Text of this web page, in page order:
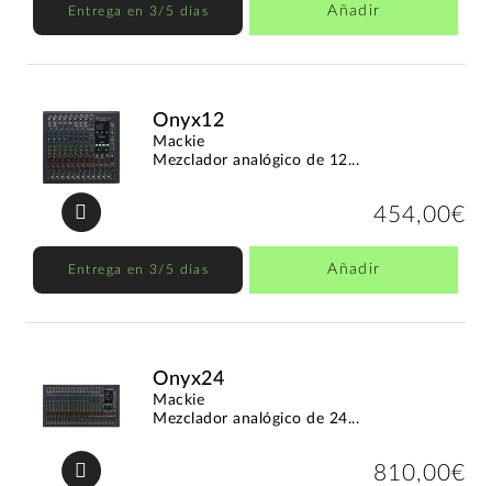
Entrega en 3/5 días Añadir
Onyx12
Mackie
Mezclador analógico de 12...
454,00€
Entrega en 3/5 días Añadir
Onyx24
Mackie
Mezclador analógico de 24...
810,00€